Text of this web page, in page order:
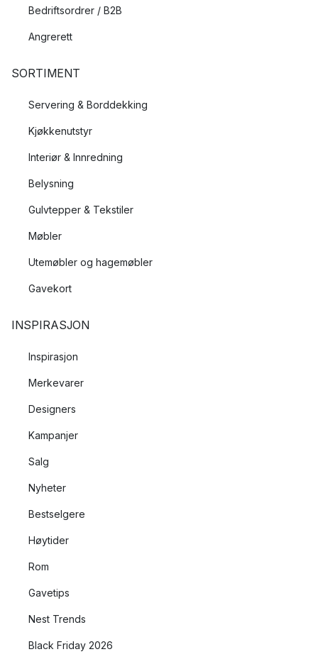
Bedriftsordrer / B2B
Angrerett
SORTIMENT
Servering & Borddekking
Kjøkkenutstyr
Interiør & Innredning
Belysning
Gulvtepper & Tekstiler
Møbler
Utemøbler og hagemøbler
Gavekort
INSPIRASJON
Inspirasjon
Merkevarer
Designers
Kampanjer
Salg
Nyheter
Bestselgere
Høytider
Rom
Gavetips
Nest Trends
Black Friday 2026